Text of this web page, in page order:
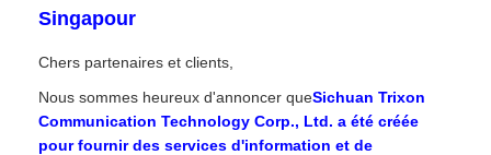
Singapour
Chers partenaires et clients,
Nous sommes heureux d'annoncer queSichuan Trixon
Communication Technology Corp., Ltd. a été créée
pour fournir des services d'information et de